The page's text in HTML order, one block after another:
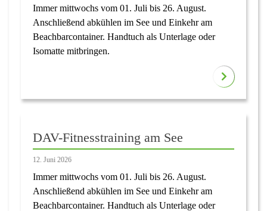
Immer mittwochs vom 01. Juli bis 26. August.
Anschließend abkühlen im See und Einkehr am
Beachbarcontainer. Handtuch als Unterlage oder
Isomatte mitbringen.
DAV-Fitnesstraining am See
12. Juni 2026
Immer mittwochs vom 01. Juli bis 26. August.
Anschließend abkühlen im See und Einkehr am
Beachbarcontainer. Handtuch als Unterlage oder